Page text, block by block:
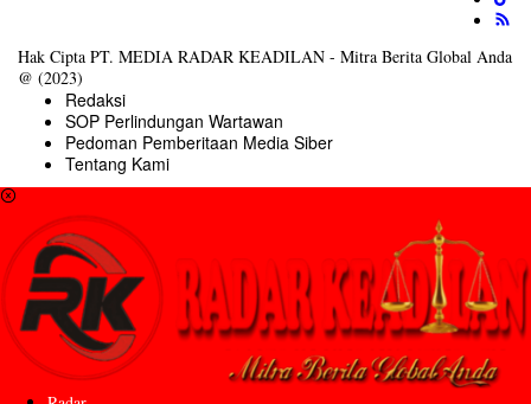
Hak Cipta PT. MEDIA RADAR KEADILAN - Mitra Berita Global Anda
@ (2023)
Redaksi
SOP Perlindungan Wartawan
Pedoman Pemberitaan Media Siber
Tentang Kami